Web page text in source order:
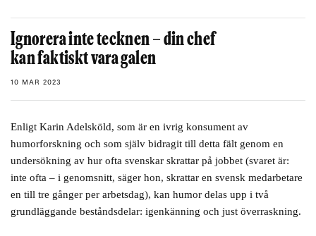
Ignorera inte tecknen – din chef
kan faktiskt vara galen
10 MAR 2023
Enligt Karin Adelsköld, som är en ivrig konsument av
humorforskning och som själv bidragit till detta fält genom en
undersökning av hur ofta svenskar skrattar på jobbet (svaret är:
inte ofta – i genomsnitt, säger hon, skrattar en svensk medarbetare
en till tre gånger per arbetsdag), kan humor delas upp i två
grundläggande beståndsdelar: igenkänning och just överraskning.